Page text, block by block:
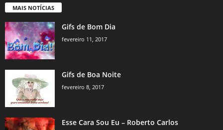
MAIS NOTÍCIAS
Gifs de Bom Dia
fevereiro 11, 2017
Gifs de Boa Noite
fevereiro 8, 2017
Esse Cara Sou Eu – Roberto Carlos